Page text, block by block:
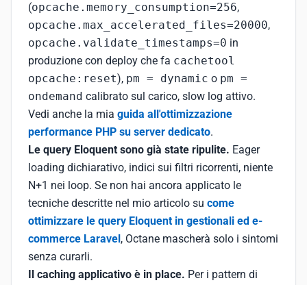
(opcache.memory_consumption=256,
opcache.max_accelerated_files=20000,
opcache.validate_timestamps=0 in
produzione con deploy che fa cachetool
opcache:reset), pm = dynamic o pm =
ondemand calibrato sul carico, slow log attivo.
Vedi anche la mia guida all'ottimizzazione
performance PHP su server dedicato.
Le query Eloquent sono già state ripulite. Eager
loading dichiarativo, indici sui filtri ricorrenti, niente
N+1 nei loop. Se non hai ancora applicato le
tecniche descritte nel mio articolo su come
ottimizzare le query Eloquent in gestionali ed e-
commerce Laravel, Octane mascherà solo i sintomi
senza curarli.
Il caching applicativo è in place. Per i pattern di